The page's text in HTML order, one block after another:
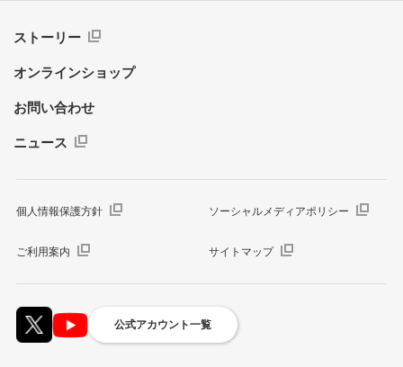
ストーリー
オンラインショップ
お問い合わせ
ニュース
個人情報保護方針 ソーシャルメディアポリシー
ご利用案内 サイトマップ
公式アカウント一覧